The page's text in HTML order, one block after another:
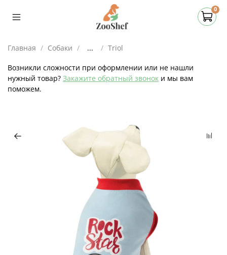
0
Главная Собаки ... Triol
Возникли сложности при оформлении или не нашли
нужный товар? Закажите обратный звонок и мы вам
поможем.